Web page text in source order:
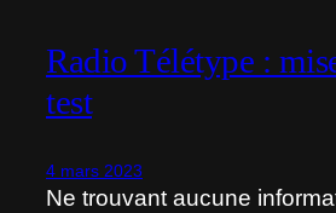
Radio Télétype :
test
4 mars 2023
Ne trouvant aucune